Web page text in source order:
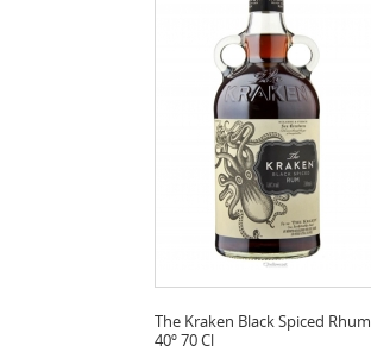
The Kraken Black Spiced Rhum
40º 70 Cl